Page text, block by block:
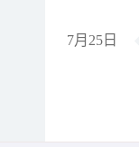
7月25日